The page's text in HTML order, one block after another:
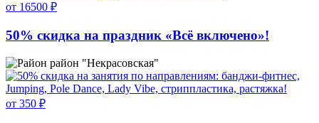
от 16500 ₽
50% скидка на праздник «Всё включено»!
район "Некрасовская"
от 350 ₽